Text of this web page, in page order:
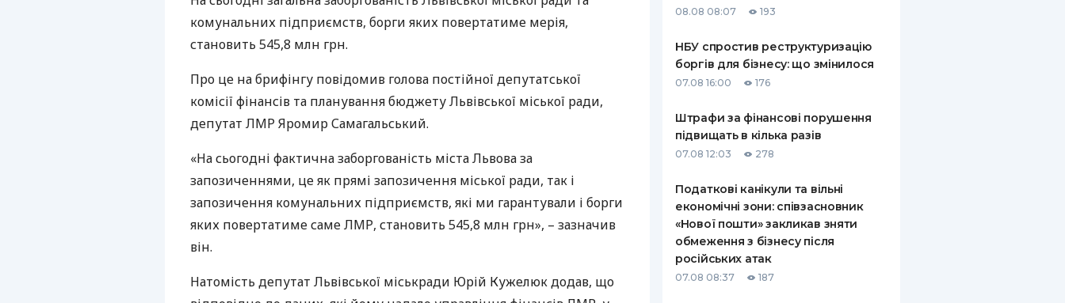
РЕЙТИНГ ДЕБЕТОВИХ
КЕШБЕКУ
ВСІ СТРАХОВІ ПОЛІСИ
ВІДГУКИ ПРО СТРАХОВІ
КОМПАНІЇ
ДОСТАВКА І ОПЛАТА
КОНТАКТИ
комунальних підприємств, борги яких повертатиме мерія,
становить 545,8 млн грн.
Про це на брифінгу повідомив голова постійної депутатської
комісії фінансів та планування бюджету Львівської міської ради,
депутат ЛМРЯромир Самагальський.
«На сьогодні фактична заборгованість міста Львова за
запозиченнями, це як прямі запозичення міської ради, так і
запозичення комунальних підприємств, які ми гарантували і борги
яких повертатиме самеЛМР, становить 545,8 млн грн», – зазначив
він.
Натомість депутат Львівської міськради Юрій Кужелюк додав, що
08.08 08:07 193
НБУ спростив реструктуризацію
боргів для бізнесу: що змінилося
07.08 16:00 176
Штрафи за фінансові порушення
підвищать в кілька разів
07.08 12:03 278
Податкові канікули та вільні
економічні зони: співзасновник
«Нової пошти» закликав зняти
обмеження з бізнесу після
російських атак
07.08 08:37 187